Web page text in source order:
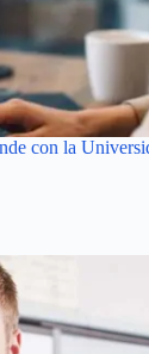
con la